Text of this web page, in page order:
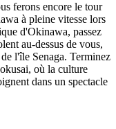
ferons encore le tour
à pleine vitesse lors
d'Okinawa, passez
au-dessus de vous,
l'île Senaga. Terminez
où la culture
dans un spectacle